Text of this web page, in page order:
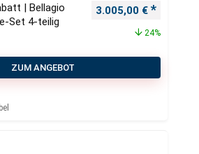
| Bellagio
Set 4-teilig
Ursprünglicher
3.005,00 €
24%
ZUM ANGEBOT